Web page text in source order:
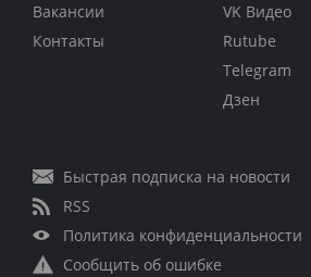
Вакансии
Контакты
VK Видео
Rutube
Telegram
Дзен
Быстрая подписка на новости
RSS
Политика конфиденциальности
Сообщить об ошибке